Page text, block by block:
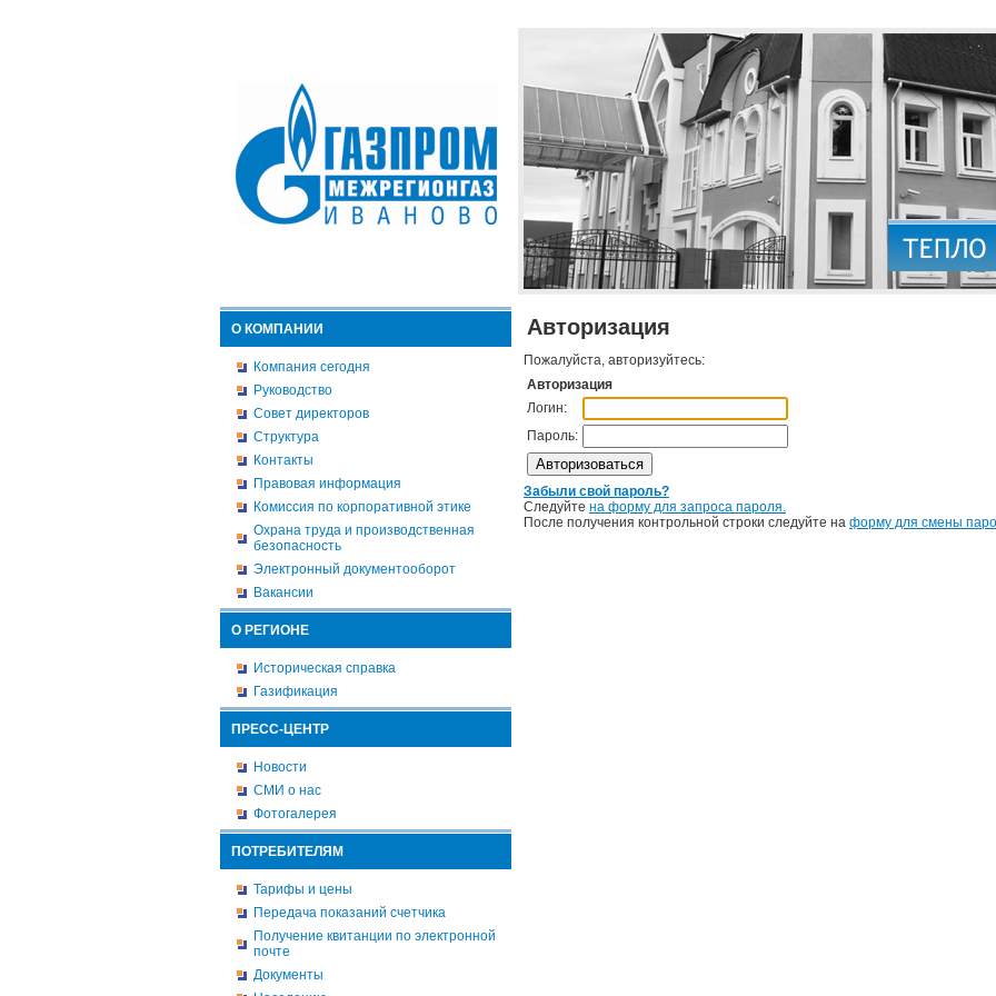
О КОМПАНИИ
Компания сегодня
Руководство
Совет директоров
Структура
Контакты
Правовая информация
Комиссия по корпоративной этике
Охрана труда и производственная
безопасность
Электронный документооборот
Вакансии
О РЕГИОНЕ
Историческая справка
Газификация
ПРЕСС-ЦЕНТР
Новости
СМИ о нас
Фотогалерея
ПОТРЕБИТЕЛЯМ
Тарифы и цены
Передача показаний счетчика
Получение квитанции по электронной
почте
Документы
Авторизация
Пожалуйста, авторизуйтесь:
Авторизация
Логин:
Пароль:
Забыли свой пароль?
Следуйте на форму для запроса пароля.
После получения контрольной строки следуйте на форму для смены